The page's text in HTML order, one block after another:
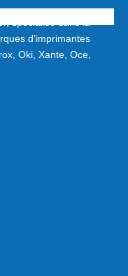
d’imprimantes
Oki, Xante, Oce,